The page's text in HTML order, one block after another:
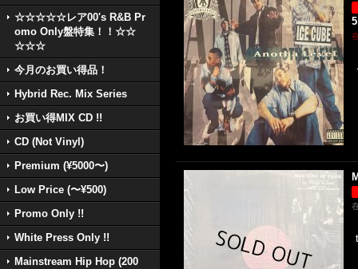
☆☆☆☆☆レア00's R&B Pr
omo Only盤特集！！☆☆
☆☆☆
今月のお買い得品！
Hybrid Rec. Mix Series
お買い得MIX CD !!
CD (Not Vinyl)
Premium (¥5000〜)
Low Price (〜¥500)
Promo Only !!
White Press Only !!
Mainstream Hip Hop (200